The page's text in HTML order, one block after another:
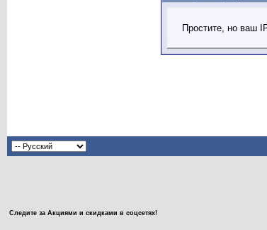
Простите, но ваш
Следите за Акциями и скидками в соцсетях!